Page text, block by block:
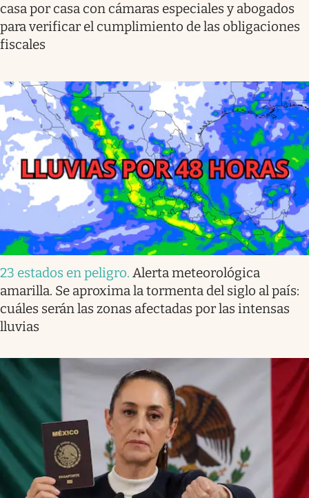
casa por casa con cámaras especiales y abogados
para verificar el cumplimiento de las obligaciones
fiscales
23 estados en peligro. Alerta meteorológica
amarilla. Se aproxima la tormenta del siglo al país:
cuáles serán las zonas afectadas por las intensas
lluvias